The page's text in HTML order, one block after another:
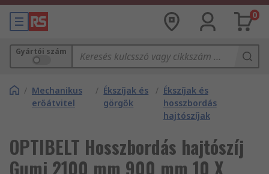
0
Gyártói szám
/ Mechanikus
erőátvitel
/ Ékszíjak és
görgők
/ Ékszíjak és
hosszbordás
hajtószíjak
OPTIBELT Hosszbordás hajtószíj
Gumi 2100 mm 900 mm 10 X